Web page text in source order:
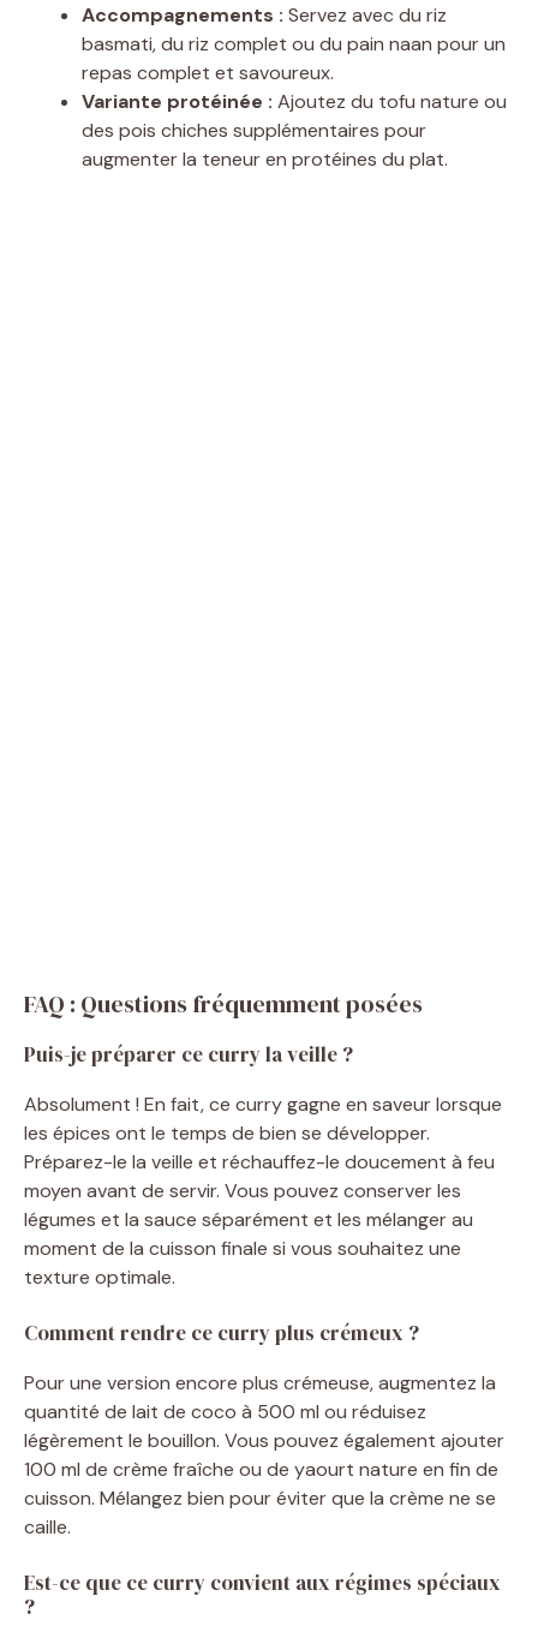
Accompagnements : Servez avec du riz
basmati, du riz complet ou du pain naan pour un
repas complet et savoureux.
Variante protéinée : Ajoutez du tofu nature ou
des pois chiches supplémentaires pour
augmenter la teneur en protéines du plat.
FAQ : Questions fréquemment posées
Puis-je préparer ce curry la veille ?
Absolument ! En fait, ce curry gagne en saveur lorsque
les épices ont le temps de bien se développer.
Préparez-le la veille et réchauffez-le doucement à feu
moyen avant de servir. Vous pouvez conserver les
légumes et la sauce séparément et les mélanger au
moment de la cuisson finale si vous souhaitez une
texture optimale.
Comment rendre ce curry plus crémeux ?
Pour une version encore plus crémeuse, augmentez la
quantité de lait de coco à 500 ml ou réduisez
légèrement le bouillon. Vous pouvez également ajouter
100 ml de crème fraîche ou de yaourt nature en fin de
cuisson. Mélangez bien pour éviter que la crème ne se
caille.
Est-ce que ce curry convient aux régimes spéciaux
?